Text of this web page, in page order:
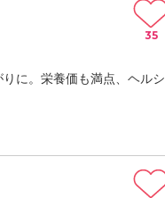
に。栄養価も満点、ヘルシ
35